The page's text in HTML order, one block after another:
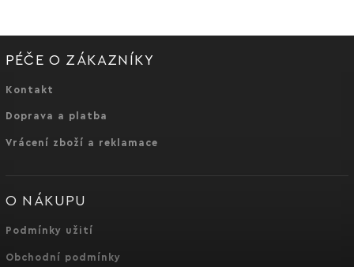
PÉČE O ZÁKAZNÍKY
Kontakt
Doprava a platba
Vrácení zboží a reklamace
O NÁKUPU
Podmínky užití
Obchodní podmínky